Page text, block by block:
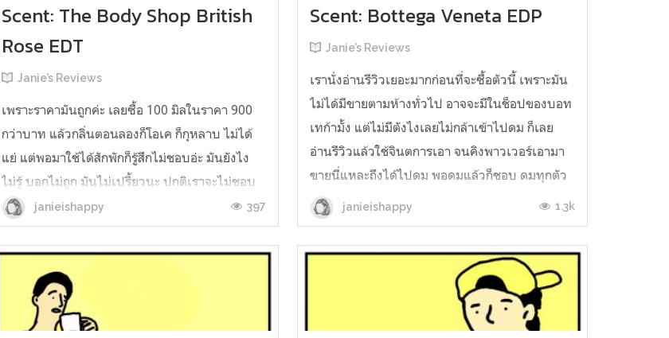
Scent: The Body Shop British
Rose EDT
Janie’s Reviews
เพราะราคามันถูกค่ะ เลยซื้อ 100 มิลในราคา 900
กว่าบาท แล้วกลิ่นตอนลองก็โอเค ก็กุหลาบ ไม่ได้
แย่ แต่พอมาใช้ได้สักพักก็รู้สึกไม่ชอบอ่ะ มันยังไง
ไม่รู้ บอกไม่ถูก มันไม่เปรี้ยวนะ ปกติเราจะไม่ชอบ
กลิ่นกุหลาบที่มีกลิ่นเปรี้ยวแถมมาด้วย เอ๊ะ หรือ
เพราะมันมีวะเราเลยไม่ชอบ คือมันไม่หอมนวลๆ
แบบกุหลาบ มันหอมบาดๆ ...
janieishappy 397
Scent: Bottega Veneta EDP
Janie’s Reviews
เรานั่งอ่านรีวิวเยอะมากก่อนที่จะซื้อตัวนี้ เพราะมัน
ไม่ได้มีขายตามห้างทั่วไป อาจจะมีในช็อปของบอท
เทก้ามั้ง แต่ไม่มีตังไงเลยไม่กล้าเข้าไปดม ก็เลย
อ่านรีวิวแล้วใช้จินตการเอา จนคิงพาวเวอร์เอามา
ขายนี่แหละถึงได้ไปดม พอดมแล้วก็ชอบ ดมทุกตัว
ดมมันทั้งเคาน์เตอร์ ดมทุกรุ่นของยี่ห้อนี้ แล้วก็
อยากได้มันทุกรุ่นค่า ...
janieishappy 1.3k